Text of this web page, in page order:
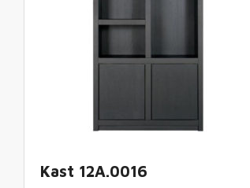
Kast 12A.0016